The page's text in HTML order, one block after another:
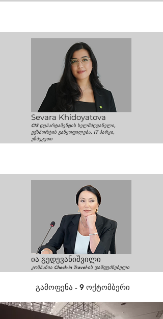
Sevara Khidoyatova
CIS დეპარტამენტის ხელმძღვანელი,
ექსპორტის განყოფილება, IT პარკი,
უზბეკეთი
ია გედევანიშვილი
კომპანია Check-in Travel-ის დამფუძნებელი
გამოფენა - 9 ოქტომბერი